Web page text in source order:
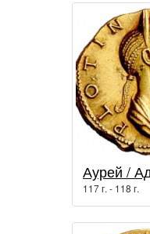
117 г. - 118 г.